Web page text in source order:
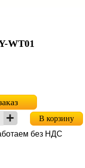
WT01
В корзину
без НДС